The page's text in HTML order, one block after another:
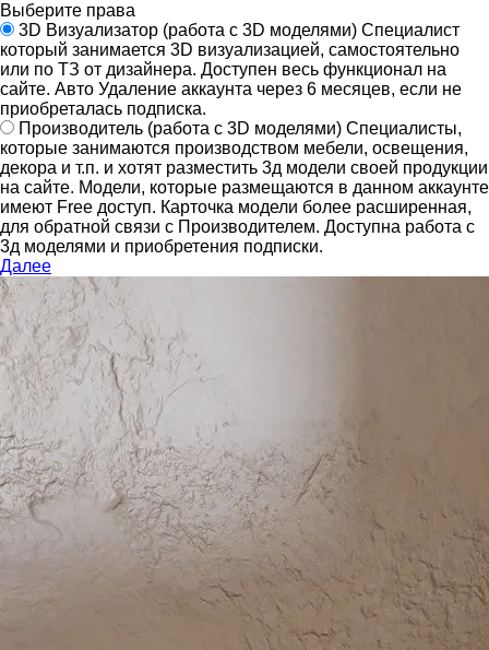
Выберите права
3D Визуализатор (работа с 3D моделями) Специалист
который занимается 3D визуализацией, самостоятельно
или по ТЗ от дизайнера. Доступен весь функционал на
сайте. Авто Удаление аккаунта через 6 месяцев, если не
приобреталась подписка.
Производитель (работа с 3D моделями) Специалисты,
которые занимаются производством мебели, освещения,
декора и т.п. и хотят разместить 3д модели своей продукции
на сайте. Модели, которые размещаются в данном аккаунте
имеют Free доступ. Карточка модели более расширенная,
для обратной связи с Производителем. Доступна работа с
3д моделями и приобретения подписки.
Далее